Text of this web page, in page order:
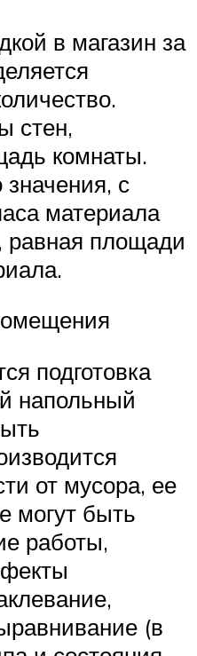
в магазин за
стен,
комнаты.
значения, с
материала
площади
подготовка
напольный
от мусора, ее
могут быть
работы,
(в